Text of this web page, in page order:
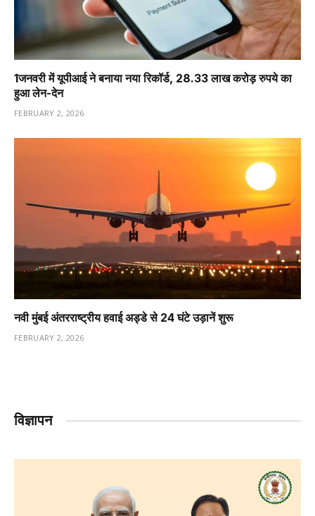
1️जनवरी में यूपीआई ने बनाया नया रिकॉर्ड, 28.33 लाख करोड़ रुपये का
हुआ लेन-देन
FEBRUARY 2, 2026
नवी मुंबई अंतरराष्ट्रीय हवाई अड्डे से 24 घंटे उड़ानें शुरू
FEBRUARY 2, 2026
विज्ञापन